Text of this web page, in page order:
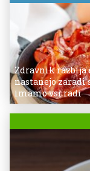
Zdravnik razbija
nastanejo zaradi
imamo vsi radi